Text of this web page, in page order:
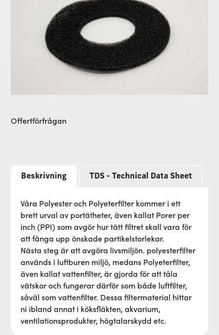
Offertförfrågan
Beskrivning TDS - Technical Data Sheet
Våra Polyester och Polyeterfilter kommer i ett
brett urval av portätheter, även kallat Porer per
inch (PPI) som avgör hur tätt filtret skall vara för
att fånga upp önskade partikelstorlekar.
Nästa steg är att avgöra livsmiljön. polyesterfilter
används i luftburen miljö, medans Polyeterfilter,
även kallat vattenfilter, är gjorda för att tåla
vätskor och fungerar därför som både luftfilter,
såväl som vattenfilter. Dessa filtermaterial hittar
ni ibland annat i köksfläkten, akvarium,
ventilationsprodukter, högtalarskydd etc.